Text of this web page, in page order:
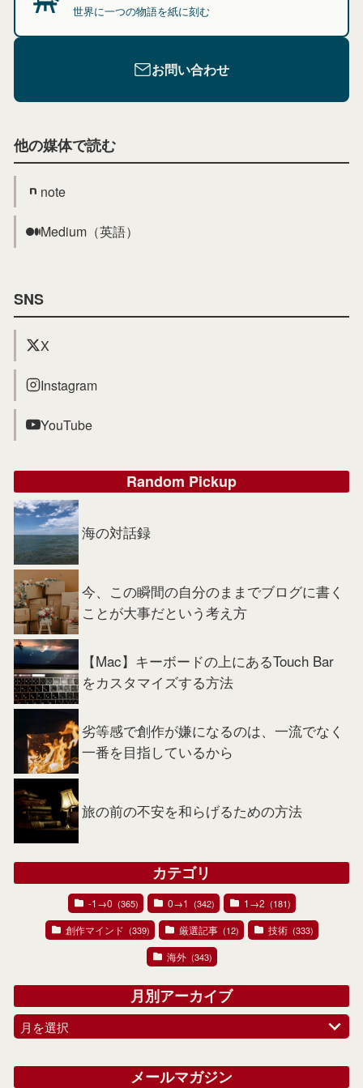
世界に一つの物語を紙に刻む
お問い合わせ
他の媒体で読む
note
Medium（英語）
SNS
X
Instagram
YouTube
Random Pickup
海の対話録
今、この瞬間の自分のままでブログに書く
ことが大事だという考え方
【Mac】キーボードの上にあるTouch Bar
をカスタマイズする方法
劣等感で創作が嫌になるのは、一流でなく
一番を目指しているから
旅の前の不安を和らげるための方法
カテゴリ
-1→0 (365) 0→1 (342) 1→2 (181)
創作マインド (339) 厳選記事 (12) 技術 (333)
海外 (343)
月別アーカイブ
月を選択
メールマガジン